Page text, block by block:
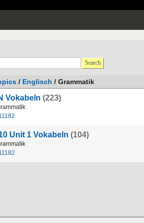
Search
/ Englisch / Grammatik
Vokabeln (223)
Unit 1 Vokabeln (104)